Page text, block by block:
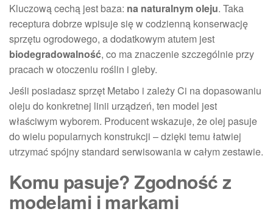
Kluczową cechą jest baza: na naturalnym oleju. Taka
receptura dobrze wpisuje się w codzienną konserwację
sprzętu ogrodowego, a dodatkowym atutem jest
biodegradowalność, co ma znaczenie szczególnie przy
pracach w otoczeniu roślin i gleby.
Jeśli posiadasz sprzęt Metabo i zależy Ci na dopasowaniu
oleju do konkretnej linii urządzeń, ten model jest
właściwym wyborem. Producent wskazuje, że olej pasuje
do wielu popularnych konstrukcji – dzięki temu łatwiej
utrzymać spójny standard serwisowania w całym zestawie.
Komu pasuje? Zgodność z
modelami i markami